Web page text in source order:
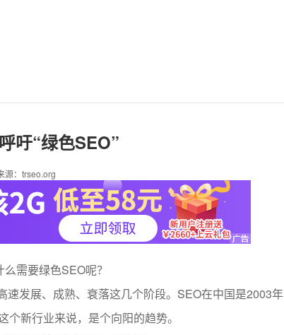
吁“绿色SEO”
：trseo.org
需要绿色SEO呢？
发展、成熟、衰落这几个阶段。SEO在中国是2003年
新行业来说，是个向阳的趋势。